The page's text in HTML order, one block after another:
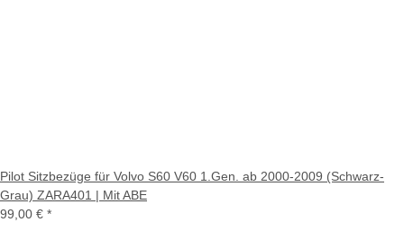
Pilot Sitzbezüge für Volvo S60 V60 1.Gen. ab 2000-2009 (Schwarz-
Grau) ZARA401 | Mit ABE
99,00 € *